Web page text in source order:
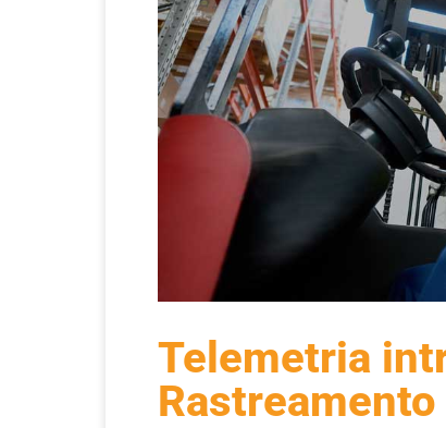
Telemetria